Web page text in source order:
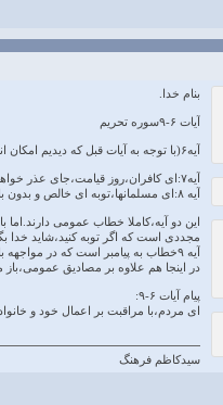
بنام خدا.
آیات ۶-۹سوره تحریم
آیه۶(با توجه به آیات قبل که دیدیم امکان انحراف حتی برای زنان پیامبر وجود دارد)پس ای مسلمانها مراقب خود و خانواده خود باشید که سرنوشت جهنمی پیدانکنند.
آیه۷:ای کافران،روز قیامت،جای عذر خواهی نیست.
آیه ۸:ای مسلمانها،توبه ای خالص و بدون بازگشت نمایید تا خداهم از بدیهای شما چشم بپوشد.در قیامت ،پیامبر و کسانی که با محوریت او ایمان آورده اند،خوار نمیشوند.
مجددی است که اگر توبه کنید،شاید خدا
آیه ۹خطاب به پیامبر است که در مواجهه با کافرین و منافقین،تمام تلاشت را بکار گیر و با شدت برخورد کن که آنها اهل جهنم اند.
در اینجا هم علاوه بر مصادیق عمومی،باز مصادیق
پیام آیات ۶-۹:
ای مردم،با مراقبت بر اعمال خود و
سیدکاظم فرهنگ